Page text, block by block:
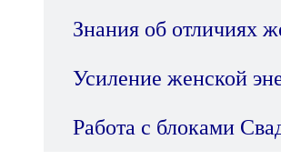
Знания об отличиях
Усиление женской
Работа с блоками